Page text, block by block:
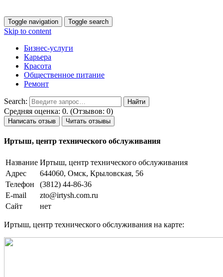
Toggle navigation Toggle search
Skip to content
Бизнес-услуги
Карьера
Красота
Общественное питание
Ремонт
Search:
Средняя оценка: 0. (Отзывов: 0)
Написать отзыв Читать отзывы
Иртыш, центр технического обслуживания
Название Иртыш, центр технического обслуживания
Адрес
644060, Омск, Крыловская, 56
Телефон
(3812) 44-86-36
E-mail
zto@irtysh.com.ru
Сайт
нет
Иртыш, центр технического обслуживания на карте: